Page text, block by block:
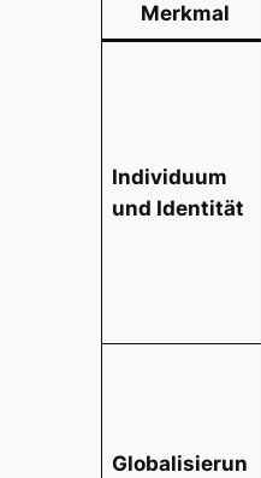
Merkmal
Individuum
und Identität
Globalisierun